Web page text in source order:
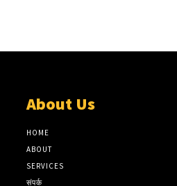
About Us
HOME
ABOUT
SERVICES
संपर्क